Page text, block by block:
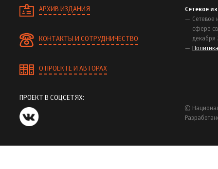
АРХИВ ИЗДАНИЯ
КОНТАКТЫ И СОТРУДНИЧЕСТВО
О ПРОЕКТЕ И АВТОРАХ
Сетевое
Сетевое
сфере
декабря
ПРОЕКТ В СОЦСЕТЯХ:
©